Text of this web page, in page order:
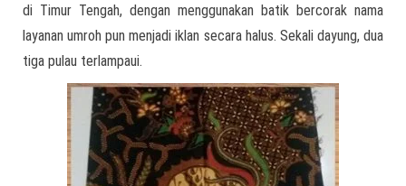
di Timur Tengah, dengan menggunakan batik bercorak nama
layanan umroh pun menjadi iklan secara halus. Sekali dayung, dua
tiga pulau terlampaui.